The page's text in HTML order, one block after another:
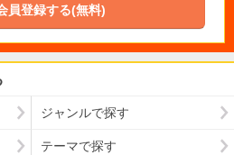
員登録する(無料)
ジャンルで探す
テーマで探す